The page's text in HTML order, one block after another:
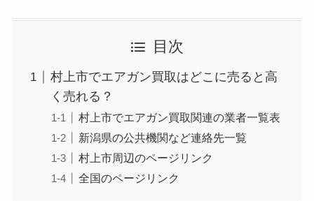
目次
村上市でエアガン買取はどこに売ると高
く売れる？
村上市でエアガン買取関連の業者一覧表
新潟県の公共機関など連絡先一覧
村上市周辺のページリンク
全国のページリンク